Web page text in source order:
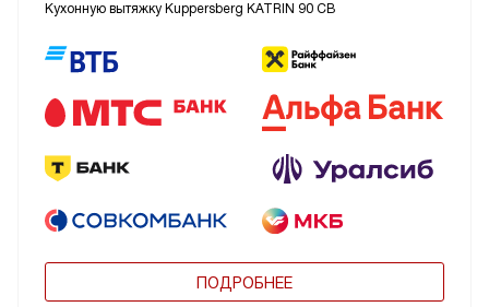
Кухонную вытяжку Kuppersberg KATRIN 90 CB
ПОДРОБНЕЕ